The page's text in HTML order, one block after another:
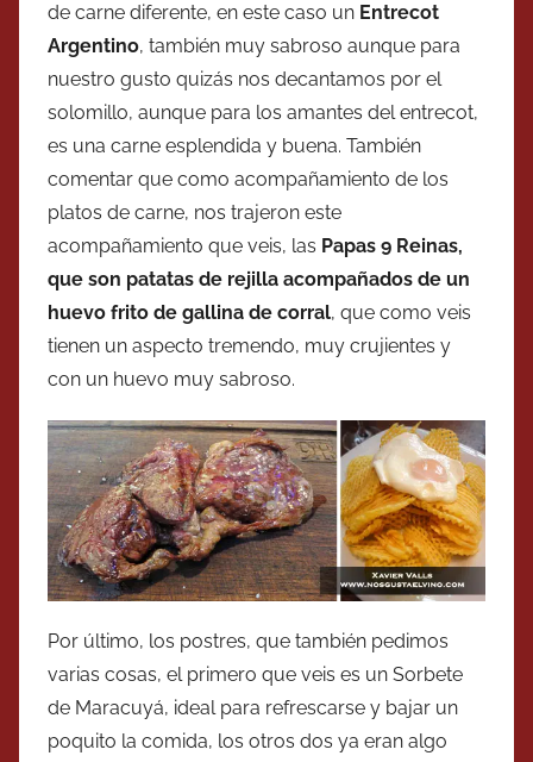
de carne diferente, en este caso un Entrecot
Argentino, también muy sabroso aunque para
nuestro gusto quizás nos decantamos por el
solomillo, aunque para los amantes del entrecot,
es una carne esplendida y buena. También
comentar que como acompañamiento de los
platos de carne, nos trajeron este
acompañamiento que veis, las Papas 9 Reinas,
que son patatas de rejilla acompañados de un
huevo frito de gallina de corral, que como veis
tienen un aspecto tremendo, muy crujientes y
con un huevo muy sabroso.
Por último, los postres, que también pedimos
varias cosas, el primero que veis es un Sorbete
de Maracuyá, ideal para refrescarse y bajar un
poquito la comida, los otros dos ya eran algo